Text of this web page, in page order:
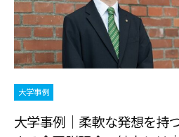
向
け
サ
ー
ビ
、
大学事例
大学事例｜柔軟な発想を持